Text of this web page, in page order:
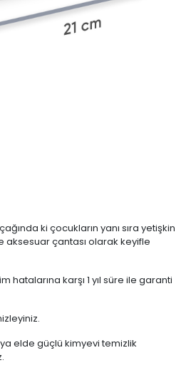
ki çocukların yanı sıra yetişkin
çantası olarak keyifle
hatalarına karşı 1 yıl süre ile garanti
elde güçlü kimyevi temizlik